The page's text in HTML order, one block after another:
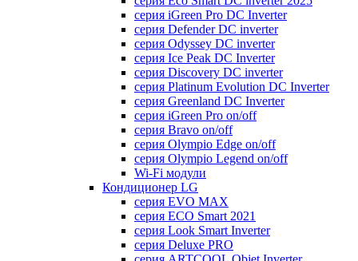
серия iGreen Pro DC Inverter
серия Defender DC inverter
серия Odyssey DC inverter
серия Ice Peak DС Inverter
cерия Discovery DC inverter
серия Platinum Evolution DC Inverter
серия Greenland DC Inverter
серия iGreen Pro on/off
серия Bravo on/off
серия Olympio Edge on/off
серия Olympio Legend on/off
Wi-Fi модули
Кондиционер LG
серия EVO MAX
серия ECO Smart 2021
серия Look Smart Inverter
серия Deluxe PRO